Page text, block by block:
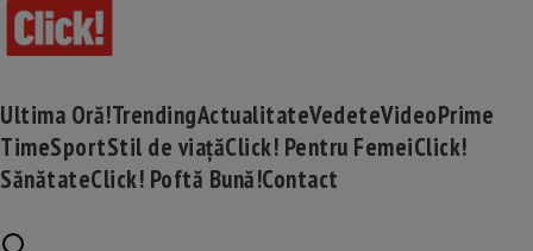
Ultima Oră!TrendingActualitateVedeteVideoPrime
TimeSportStil de viațăClick! Pentru FemeiClick!
SănătateClick! Poftă Bună!Contact